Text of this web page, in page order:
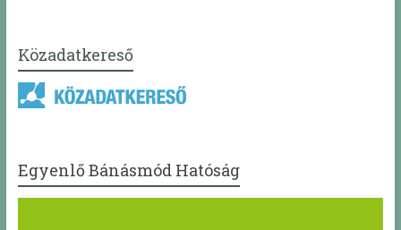
Közadatkereső
Egyenlő Bánásmód Hatóság